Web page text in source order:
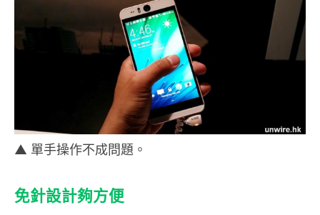
▲ 單手操作不成問題。
免針設計夠方便